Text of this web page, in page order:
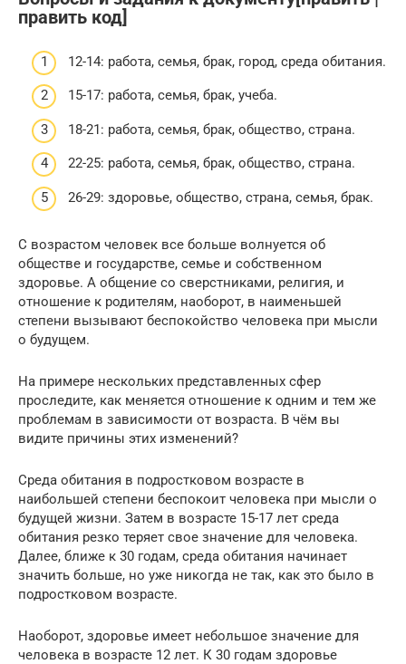
править код]
12-14: работа, семья, брак, город, среда обитания.
15-17: работа, семья, брак, учеба.
18-21: работа, семья, брак, общество, страна.
22-25: работа, семья, брак, общество, страна.
26-29: здоровье, общество, страна, семья, брак.
С возрастом человек все больше волнуется об
обществе и государстве, семье и собственном
здоровье. А общение со сверстниками, религия, и
отношение к родителям, наоборот, в наименьшей
степени вызывают беспокойство человека при мысли
о будущем.
На примере нескольких представленных сфер
проследите, как меняется отношение к одним и тем же
проблемам в зависимости от возраста. В чём вы
видите причины этих изменений?
Среда обитания в подростковом возрасте в
наибольшей степени беспокоит человека при мысли о
будущей жизни. Затем в возрасте 15-17 лет среда
обитания резко теряет свое значение для человека.
Далее, ближе к 30 годам, среда обитания начинает
значить больше, но уже никогда не так, как это было в
подростковом возрасте.
Наоборот, здоровье имеет небольшое значение для
человека в возрасте 12 лет. К 30 годам здоровье